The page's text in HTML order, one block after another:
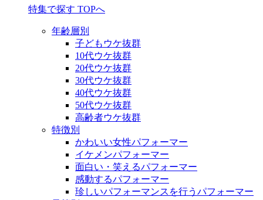
特集で探す TOPへ
年齢層別
子どもウケ抜群
10代ウケ抜群
20代ウケ抜群
30代ウケ抜群
40代ウケ抜群
50代ウケ抜群
高齢者ウケ抜群
特徴別
かわいい女性パフォーマー
イケメンパフォーマー
面白い・笑えるパフォーマー
感動するパフォーマー
珍しいパフォーマンスを行うパフォーマー